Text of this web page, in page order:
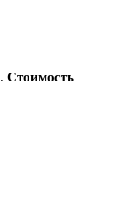
Стоимость